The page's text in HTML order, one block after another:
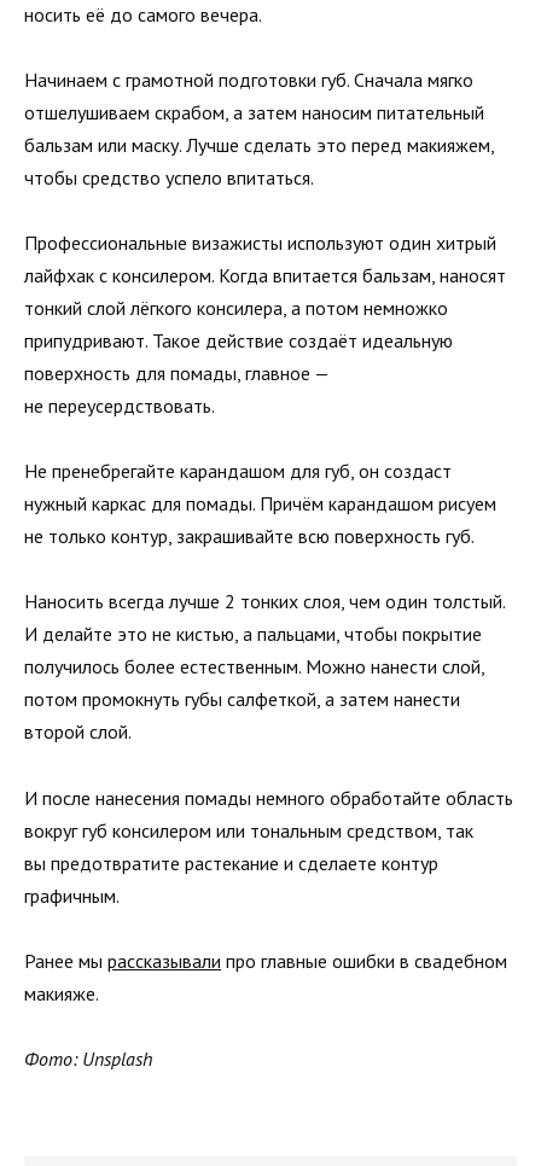
носить её до самого вечера.
Начинаем с грамотной подготовки губ. Сначала мягко
отшелушиваем скрабом, а затем наносим питательный
бальзам или маску. Лучше сделать это перед макияжем,
чтобы средство успело впитаться.
Профессиональные визажисты используют один хитрый
лайфхак с консилером. Когда впитается бальзам, наносят
тонкий слой лёгкого консилера, а потом немножко
припудривают. Такое действие создаёт идеальную
поверхность для помады, главное —
не переусердствовать.
Не пренебрегайте карандашом для губ, он создаст
нужный каркас для помады. Причём карандашом рисуем
не только контур, закрашивайте всю поверхность губ.
Наносить всегда лучше 2 тонких слоя, чем один толстый.
И делайте это не кистью, а пальцами, чтобы покрытие
получилось более естественным. Можно нанести слой,
потом промокнуть губы салфеткой, а затем нанести
второй слой.
И после нанесения помады немного обработайте область
вокруг губ консилером или тональным средством, так
вы предотвратите растекание и сделаете контур
графичным.
Ранее мы рассказывали про главные ошибки в свадебном
макияже.
Фото: Unsplash